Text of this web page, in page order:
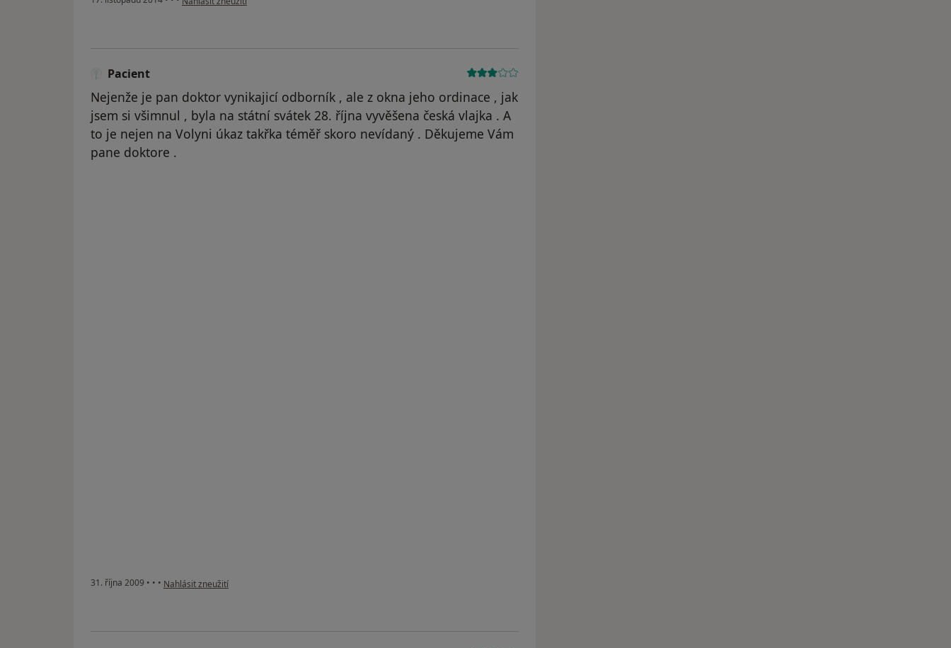
Pacient
Nejenže je pan doktor vynikajicí odborník , ale z okna jeho ordinace , jak
jsem si všimnul , byla na státní svátek 28. října vyvěšena česká vlajka . A
to je nejen na Volyni úkaz takřka téměř skoro nevídaný . Děkujeme Vám
pane doktore .
31. října 2009 • • • podle názoru uživatele Pacient
Nahlásit zneužití